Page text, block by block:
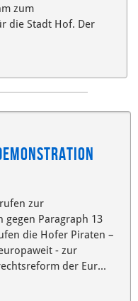
zum
die Stadt Hof. Der
zur
gegen Paragraph 13
die Hofer Piraten –
- zur
der Eur...